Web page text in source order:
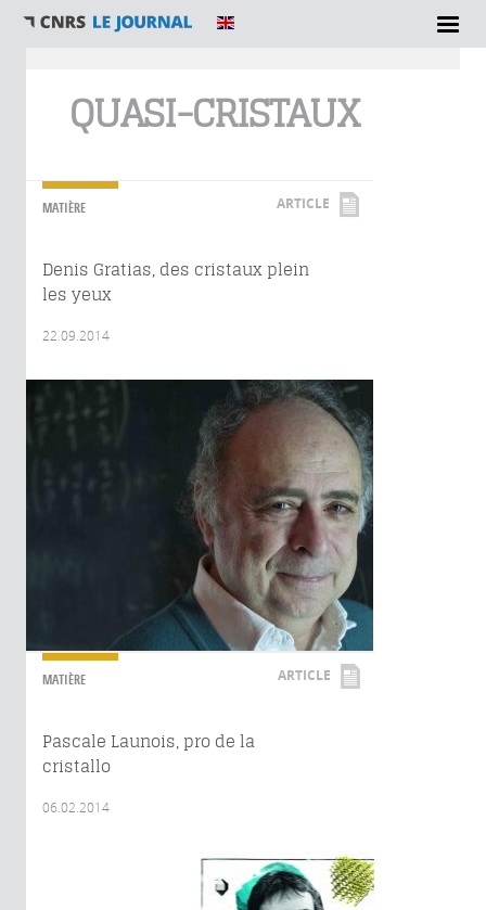
QUASI-CRISTAUX
MATIÈRE ARTICLE
Denis Gratias, des cristaux plein
les yeux
22.09.2014
MATIÈRE ARTICLE
Pascale Launois, pro de la
cristallo
06.02.2014